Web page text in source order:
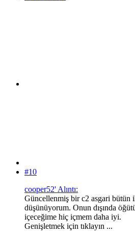
#10
cooper52' Alıntı:
Güncellenmiş bir c2 asgari bütün
düşünüyorum. Onun dışında
içeceğime hiç içmem daha iyi.
Genişletmek için tıklayın ...